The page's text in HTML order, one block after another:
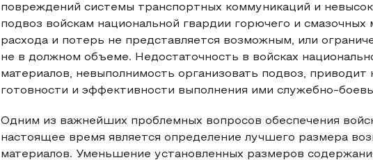
повреждений системы транспортных коммуникаций и
подвоз войскам национальной гвардии горючего и смазочных
расхода и потерь не представляется возможным, или
не в должном объеме. Недостаточность в войсках
материалов, невыполнимость организовать подвоз,
готовности и эффективности выполнения ими служебно-
Одним из важнейших проблемных вопросов обеспечения
настоящее время является определение лучшего размера
материалов. Уменьшение установленных размеров